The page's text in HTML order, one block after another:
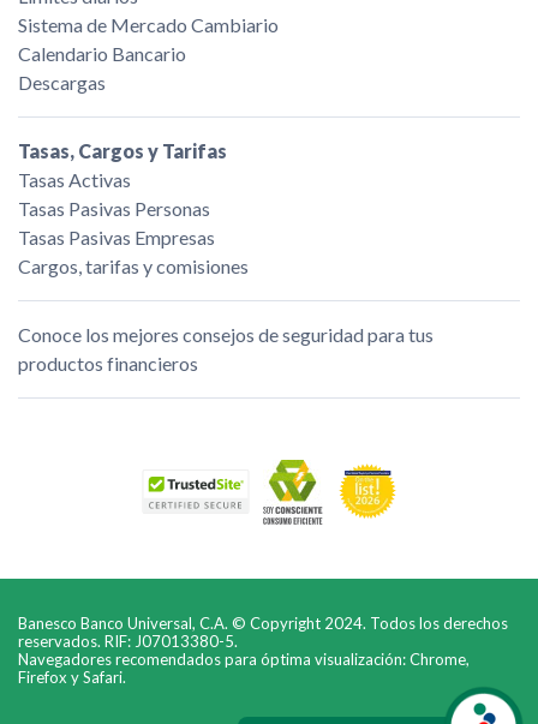
Sistema de Mercado Cambiario
Calendario Bancario
Descargas
Tasas, Cargos y Tarifas
Tasas Activas
Tasas Pasivas Personas
Tasas Pasivas Empresas
Cargos, tarifas y comisiones
Conoce los mejores consejos de seguridad para tus
productos financieros
Banesco Banco Universal, C.A. © Copyright 2024. Todos los derechos
reservados. RIF: J07013380-5.
Navegadores recomendados para óptima visualización: Chrome,
Firefox y Safari.